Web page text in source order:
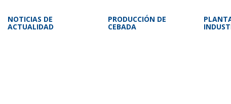
NOTICIAS DE
ACTUALIDAD
PRODUCCIÓN DE
CEBADA